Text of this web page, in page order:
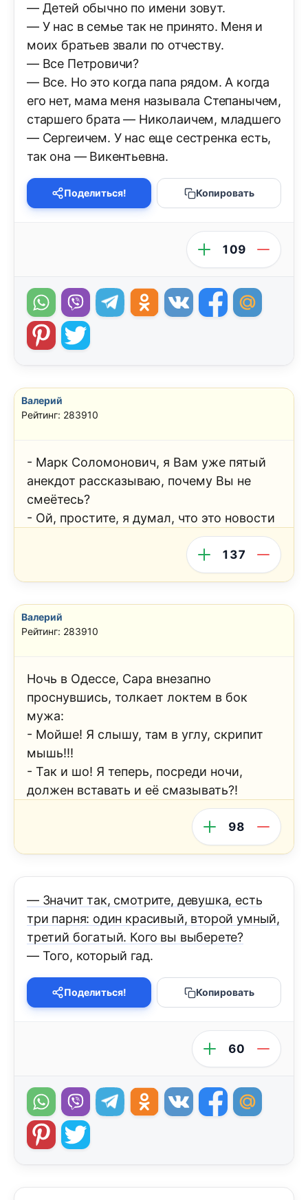
— Детей обычно по имени зовут.
— У нас в семье так не принято. Меня и
моих братьев звали по отчеству.
— Все Петровичи?
— Все. Но это когда папа рядом. А когда
его нет, мама меня называла Степанычем,
старшего брата — Николаичем, младшего
— Сергеичем. У нас еще сестренка есть,
так она — Викентьевна.
Поделиться! Копировать
109
Валерий
Рейтинг: 283910
- Марк Соломонович, я Вам уже пятый
анекдот рассказываю, почему Вы не
смеётесь?
- Ой, простите, я думал, что это новости
137
Валерий
Рейтинг: 283910
Ночь в Одессе, Сара внезапно
проснувшись, толкает локтем в бок
мужа:
- Мойше! Я слышу, там в углу, скрипит
мышь!!!
- Так и шо! Я теперь, посреди ночи,
должен вставать и её смазывать?!
98
— Знaчит тaк, смотрите, девушка, есть
три парня: один крaсивый, второй умный,
третий богaтый. Кого вы выберете?
— Того, который гад.
Поделиться! Копировать
60